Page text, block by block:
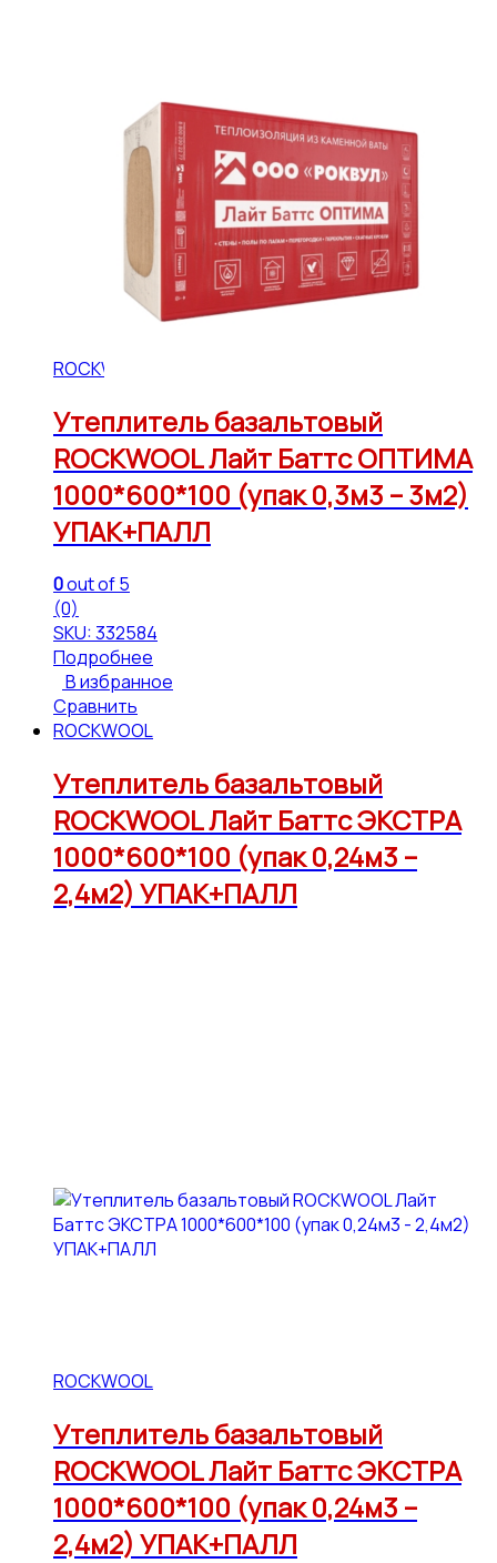
ROCKWOOL
Утеплитель базальтовый
ROCKWOOL Лайт Баттс ОПТИМА
1000*600*100 (упак 0,3м3 – 3м2)
УПАК+ПАЛЛ
0out of 5
(0)
SKU: 332584
Подробнее
В избранное
Сравнить
ROCKWOOL
Утеплитель базальтовый
ROCKWOOL Лайт Баттс ЭКСТРА
1000*600*100 (упак 0,24м3 –
2,4м2) УПАК+ПАЛЛ
ROCKWOOL
Утеплитель базальтовый
ROCKWOOL Лайт Баттс ЭКСТРА
1000*600*100 (упак 0,24м3 –
2,4м2) УПАК+ПАЛЛ